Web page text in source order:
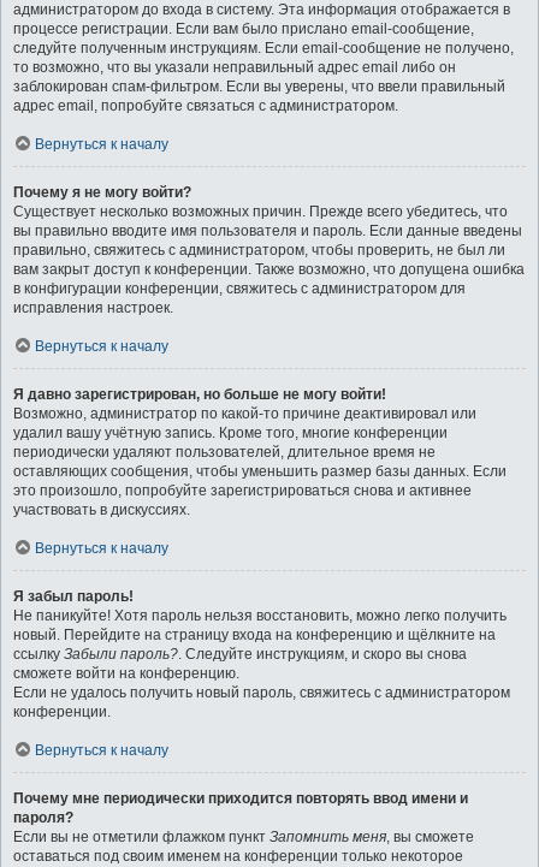
администратором до входа в систему. Эта информация отображается в
процессе регистрации. Если вам было прислано email-сообщение,
следуйте полученным инструкциям. Если email-сообщение не получено,
то возможно, что вы указали неправильный адрес email либо он
заблокирован спам-фильтром. Если вы уверены, что ввели правильный
адрес email, попробуйте связаться с администратором.
Вернуться к началу
Почему я не могу войти?
Существует несколько возможных причин. Прежде всего убедитесь, что
вы правильно вводите имя пользователя и пароль. Если данные введены
правильно, свяжитесь с администратором, чтобы проверить, не был ли
вам закрыт доступ к конференции. Также возможно, что допущена ошибка
в конфигурации конференции, свяжитесь с администратором для
исправления настроек.
Вернуться к началу
Я давно зарегистрирован, но больше не могу войти!
Возможно, администратор по какой-то причине деактивировал или
удалил вашу учётную запись. Кроме того, многие конференции
периодически удаляют пользователей, длительное время не
оставляющих сообщения, чтобы уменьшить размер базы данных. Если
это произошло, попробуйте зарегистрироваться снова и активнее
участвовать в дискуссиях.
Вернуться к началу
Я забыл пароль!
Не паникуйте! Хотя пароль нельзя восстановить, можно легко получить
новый. Перейдите на страницу входа на конференцию и щёлкните на
ссылку Забыли пароль?. Следуйте инструкциям, и скоро вы снова
сможете войти на конференцию.
Если не удалось получить новый пароль, свяжитесь с администратором
конференции.
Вернуться к началу
Почему мне периодически приходится повторять ввод имени и
пароля?
Если вы не отметили флажком пункт Запомнить меня, вы сможете
оставаться под своим именем на конференции только некоторое